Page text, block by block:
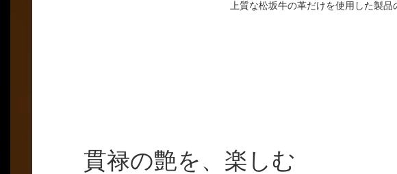
上質な松坂牛の革だけを使用した製品
貫禄の艶を、楽しむ